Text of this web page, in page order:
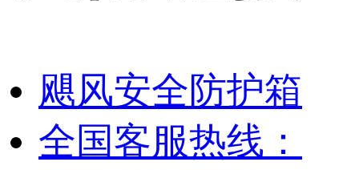
飓风安全防护箱
全国客服热线：